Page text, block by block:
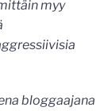
myy
bloggaajana